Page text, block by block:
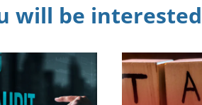
will be interested